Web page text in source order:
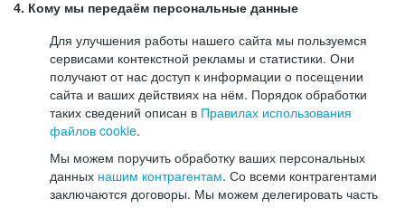
4. Кому мы передаём персональные данные
Для улучшения работы нашего сайта мы пользуемся
сервисами контекстной рекламы и статистики. Они
получают от нас доступ к информации о посещении
сайта и ваших действиях на нём. Порядок обработки
таких сведений описан в Правилах использования
файлов cookie.
Мы можем поручить обработку ваших персональных
данных нашим контрагентам. Со всеми контрагентами
заключаются договоры. Мы можем делегировать часть